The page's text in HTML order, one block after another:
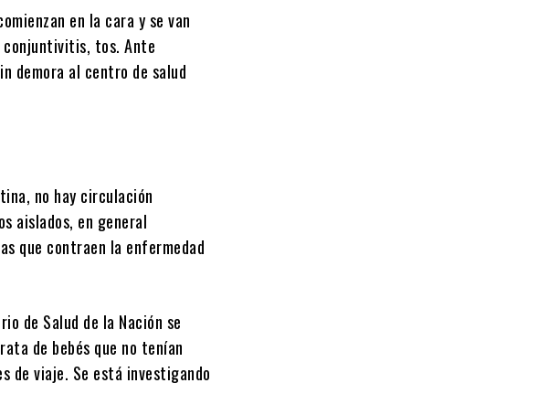
en la cara y se van
conjuntivitis, tos. Ante
demora al centro de salud
no hay circulación
aislados, en general
que contraen la enfermedad
de Salud de la Nación se
de bebés que no tenían
de viaje. Se está investigando